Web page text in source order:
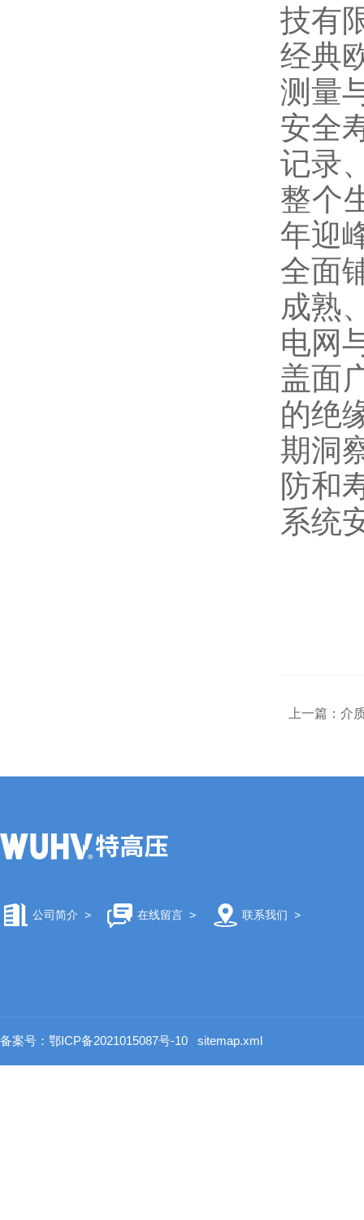
技有
经典
测量
安全
记录
整个
年迎
全面
成熟
电网
盖面
的绝
期洞
防和
系统
上一篇： 介质
公司简介 > 在线留言> 联系我们 >
备案号：鄂ICP备2021015087号-10 sitemap.xml